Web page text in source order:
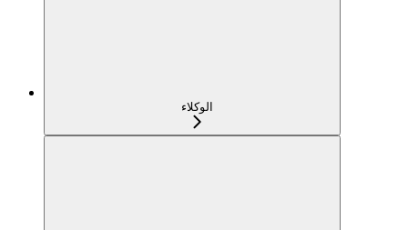
الوكلاء